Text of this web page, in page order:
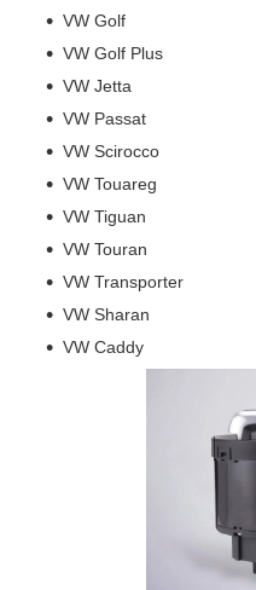
VW Golf
VW Golf Plus
VW Jetta
VW Passat
VW Scirocco
VW Touareg
VW Tiguan
VW Touran
VW Transporter
VW Sharan
VW Caddy